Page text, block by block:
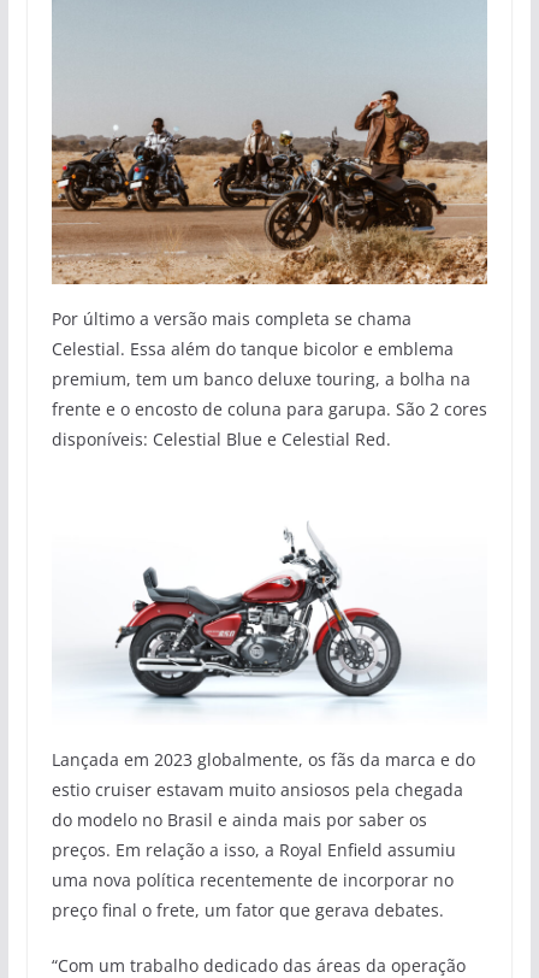
Por último a versão mais completa se chama
Celestial. Essa além do tanque bicolor e emblema
premium, tem um banco deluxe touring, a bolha na
frente e o encosto de coluna para garupa. São 2 cores
disponíveis: Celestial Blue e Celestial Red.
Lançada em 2023 globalmente, os fãs da marca e do
estio cruiser estavam muito ansiosos pela chegada
do modelo no Brasil e ainda mais por saber os
preços. Em relação a isso, a Royal Enfield assumiu
uma nova política recentemente de incorporar no
preço final o frete, um fator que gerava debates.
“Com um trabalho dedicado das áreas da operação